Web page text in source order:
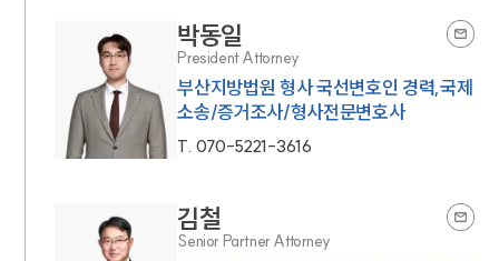
박동일
President Attorney
부산지방법원 형사 국선변호인 경력,국제
소송/증거조사/형사전문변호사
T. 070-5221-3616
김철
Senior Partner Attorney